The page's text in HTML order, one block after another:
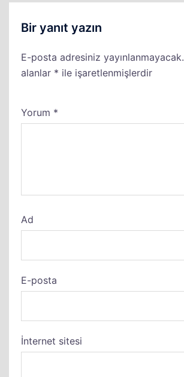
Bir yanıt yazın
E-posta adresiniz yayınlanmayacak.
alanlar * ile işaretlenmişlerdir
Yorum *
Ad
E-posta
İnternet sitesi